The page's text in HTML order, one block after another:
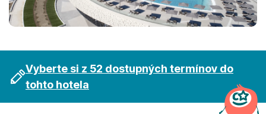
Vyberte si z 52 dostupných termínov do
tohto hotela